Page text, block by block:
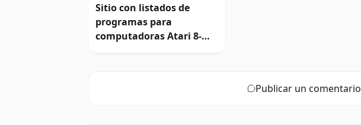
Sitio con listados de
programas para
computadoras Atari 8-
Publicar un comentario